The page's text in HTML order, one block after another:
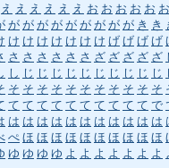
え え え え え え お お お お お お
が が が が が が が が が き き
け け け け け け け げ げ げ げ
さ さ さ さ さ さ ざ ざ ざ ざ ざ
し じ じ じ じ じ じ じ じ じ じ
そ そ そ そ そ そ そ そ そ そ そ
て て て て て て て て て て で
は は は は は は は は は は は
ぺ ほ ほ ほ ほ ほ ほ ほ ほ ほ ほ
ゆ ゆ ゆ ゆ よ よ よ よ よ よ よ